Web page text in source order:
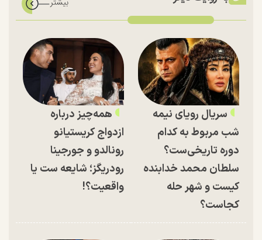
سریال رویای نیمه
شب مربوط به کدام
دوره تاریخی‌ست؟
سلطان محمد خدابنده
کیست و شهر حله
کجاست؟
همه‌چیز درباره
ازدواج کریستیانو
رونالدو و جورجینا
رودریگز؛ شایعه ست یا
واقعیت؟!